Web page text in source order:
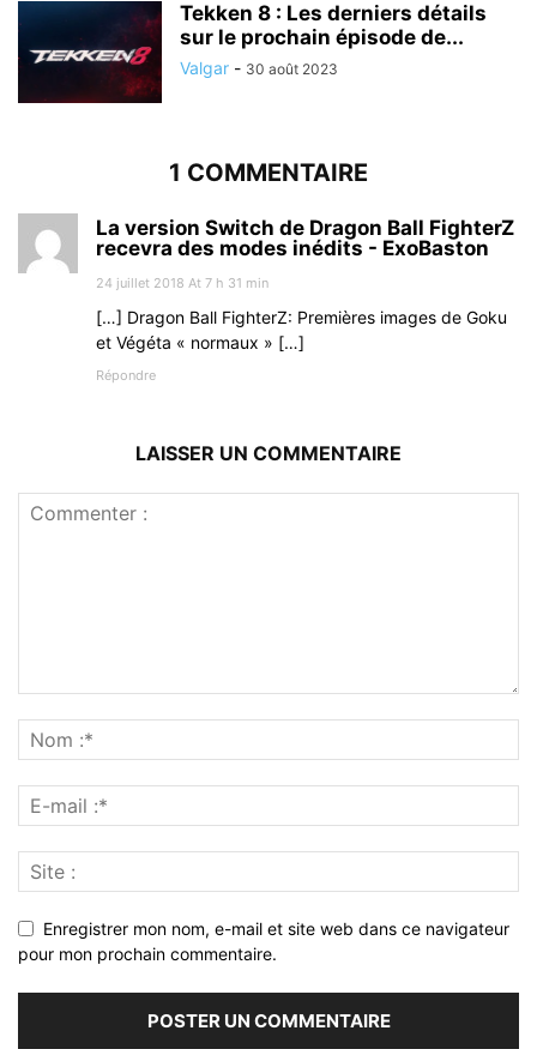
Tekken 8 : Les derniers détails
sur le prochain épisode de...
Valgar - 30 août 2023
1 COMMENTAIRE
La version Switch de Dragon Ball FighterZ
recevra des modes inédits - ExoBaston
24 juillet 2018 At 7 h 31 min
[…] Dragon Ball FighterZ: Premières images de Goku
et Végéta « normaux » […]
Répondre
LAISSER UN COMMENTAIRE
Enregistrer mon nom, e-mail et site web dans ce navigateur
pour mon prochain commentaire.